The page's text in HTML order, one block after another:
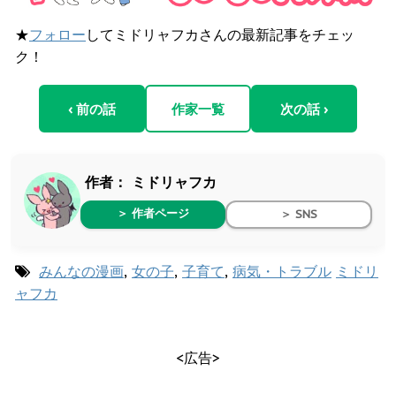
★フォロー してミドリャフカさんの最新記事をチェッ
ク！
‹ 前の話 作家一覧 次の話 ›
作者： ミドリャフカ
＞ 作者ページ ＞ SNS
みんなの漫画, 女の子, 子育て, 病気・トラブル ミドリ
ャフカ
<広告>